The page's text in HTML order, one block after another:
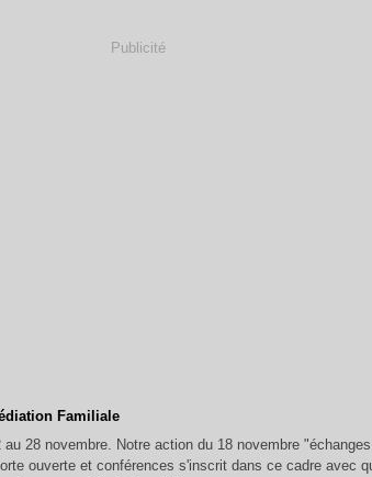
Publicité
Familiale
28 novembre. Notre action du 18 novembre
ouverte et conférences s'inscrit dans ce cadre avec